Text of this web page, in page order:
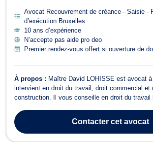
Avocat Recouvrement de créance - Saisie -
d’exécution Bruxelles
10 ans d’expérience
N’accepte pas aide pro deo
Premier rendez-vous offert si ouverture de
À propos : Maître David LOHISSE est avocat à
intervient en droit du travail, droit commercial et
construction. Il vous conseille en droit du travail
rédaction des accords d'entreprise ou des
que des clause...
Contactercet avocat